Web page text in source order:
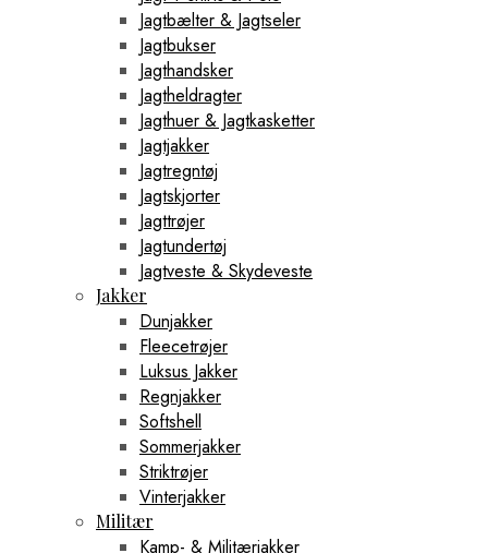
Jagtbælter & Jagtseler
Jagtbukser
Jagthandsker
Jagtheldragter
Jagthuer & Jagtkasketter
Jagtjakker
Jagtregntøj
Jagtskjorter
Jagttrøjer
Jagtundertøj
Jagtveste & Skydeveste
Jakker
Dunjakker
Fleecetrøjer
Luksus Jakker
Regnjakker
Softshell
Sommerjakker
Striktrøjer
Vinterjakker
Militær
Kamp- & Militærjakker